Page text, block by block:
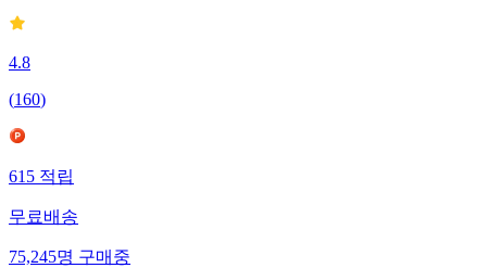
4.8
(160)
615 적립
무료배송
75,245명 구매중